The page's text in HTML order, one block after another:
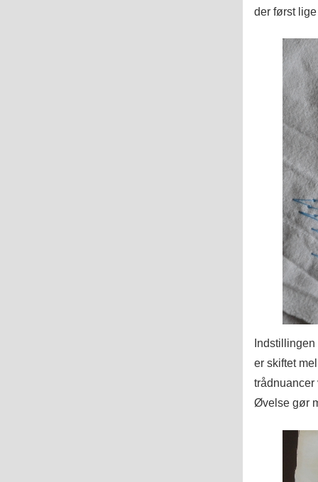
der først
er skiftet
trådnuancer
Øvelse gør